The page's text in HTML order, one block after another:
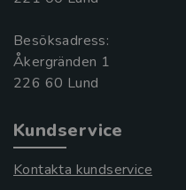
Besöksadress:
Åkergränden 1
Kundservice
Kontakta kundservice